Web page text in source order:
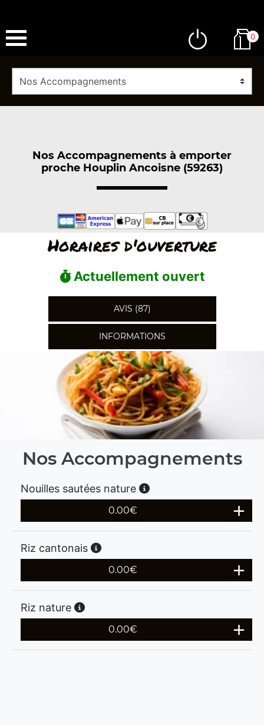
0
Nos Accompagnements à emporter
proche Houplin Ancoisne (59263)
Horaires d'ouverture
Actuellement ouvert
AVIS (87)
INFORMATIONS
Nos Accompagnements
Nouilles sautées nature
0.00€
Riz cantonais
0.00€
Riz nature
0.00€